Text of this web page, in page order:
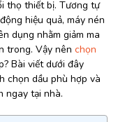
thọ thiết bị. Tương tự
hiệu quả, máy nén
dụng nhằm giảm ma
trong. Vậy nên chọn
Bài viết dưới đây
chọn dầu phù hợp và
ngay tại nhà.